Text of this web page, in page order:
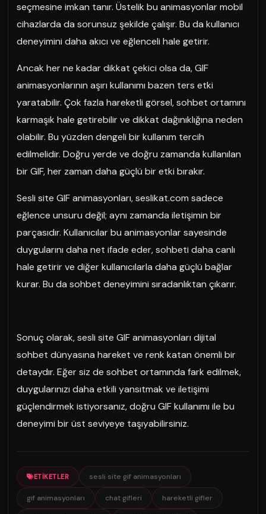
seçmesine imkan tanır. Üstelik bu animasyonlar mobil
cihazlarda da sorunsuz şekilde çalışır. Bu da kullanıcı
deneyimini daha akıcı ve eğlenceli hale getirir.
Ancak her ne kadar dikkat çekici olsa da, GIF
animasyonlarının aşırı kullanımı bazen ters etki
yaratabilir. Çok fazla hareketli görsel, sohbet ortamını
karmaşık hale getirebilir ve dikkat dağınıklığına neden
olabilir. Bu yüzden dengeli bir kullanım tercih
edilmelidir. Doğru yerde ve doğru zamanda kullanılan
bir GIF, her zaman daha güçlü bir etki bırakır.
Sesli site GIF animasyonları, seslikat.com sadece
eğlence unsuru değil; aynı zamanda iletişimin bir
parçasıdır. Kullanıcılar bu animasyonlar sayesinde
duygularını daha net ifade eder, sohbeti daha canlı
hale getirir ve diğer kullanıcılarla daha güçlü bağlar
kurar. Bu da sohbet deneyimini sıradanlıktan çıkarır.
Sonuç olarak, sesli site GIF animasyonları dijital
sohbet dünyasına hareket ve renk katan önemli bir
detaydır. Eğer siz de sohbet ortamında fark edilmek,
duygularınızı daha etkili yansıtmak ve iletişimi
güçlendirmek istiyorsanız, doğru GIF kullanımı ile bu
deneyimi bir üst seviyeye taşıyabilirsiniz.
ETIKETLER sesli site gif animasyonları
gif animasyonları chat gifleri hareketli gifler